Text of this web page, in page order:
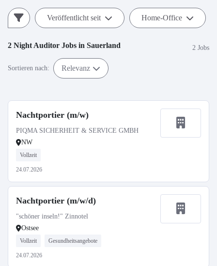
Veröffentlicht seit Home-Office
2 Night Auditor Jobs in Sauerland 2 Jobs
Sortieren nach: Relevanz
Nachtportier (m/w)
PIQMA SICHERHEIT & SERVICE GMBH
NW
Vollzeit
24.07.2026
Nachtportier (m/w/d)
"schöner inseln!" Zinnotel
Ostsee
Vollzeit Gesundheitsangebote
24.07.2026